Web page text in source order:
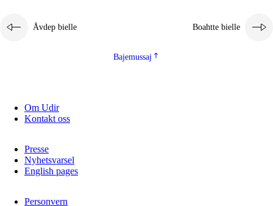
Åvdep bielle Boahtte bielle
Bajemussaj
Om Udir
Kontakt oss
Presse
Nyhetsvarsel
English pages
Personvern